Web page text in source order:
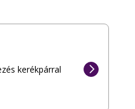
kerékpárral